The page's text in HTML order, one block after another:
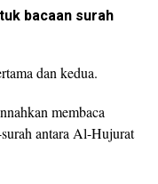
bacaan surah
dan kedua.
membaca
antara Al-Hujurat